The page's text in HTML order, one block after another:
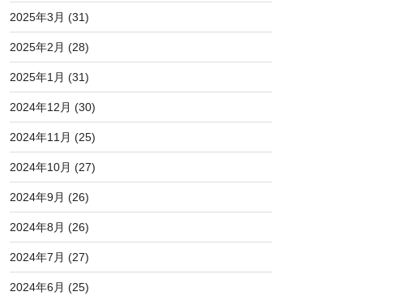
2025年3月 (31)
2025年2月 (28)
2025年1月 (31)
2024年12月 (30)
2024年11月 (25)
2024年10月 (27)
2024年9月 (26)
2024年8月 (26)
2024年7月 (27)
2024年6月 (25)